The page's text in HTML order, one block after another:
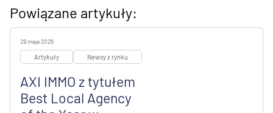
Powiązane artykuły:
29 maja 2026
Artykuły Newsy z rynku
AXI IMMO z tytułem
Best Local Agency